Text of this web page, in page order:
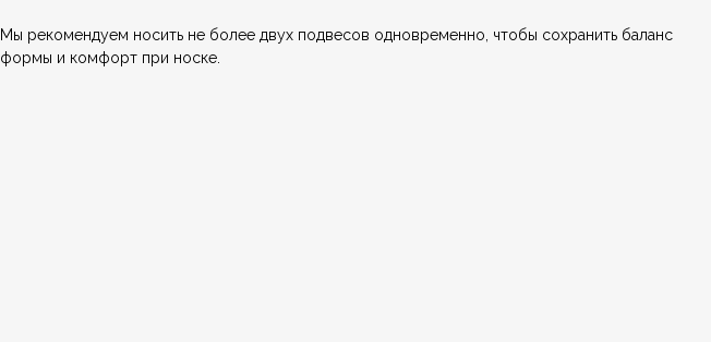
Мы рекомендуем носить не более двух подвесов одновременно, чтобы сохранить баланс
формы и комфорт при носке.